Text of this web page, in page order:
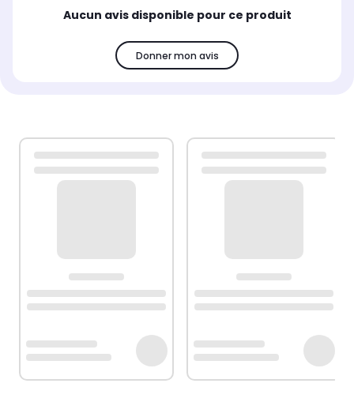
Aucun avis disponible pour ce produit
Donner mon avis